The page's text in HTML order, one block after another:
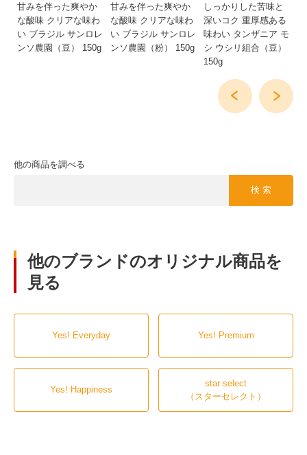
甘みを伴った爽やか
な酸味 クリアな味わ
い ブラジル サンロレ
ンソ農園（豆） 150g
甘みを伴った爽やか
な酸味 クリアな味わ
い ブラジル サンロレ
ンソ農園（粉） 150g
しっかりした苦味と
深いコク 重厚感ある
味わい タンザニア モ
シ ウシリ組合（豆）
150g
他の商品を調べる
検 索
他のブランドのオリジナル商品を
見る
Yes! Everyday Yes! Premium
Yes! Happiness
star select
（スターセレクト）